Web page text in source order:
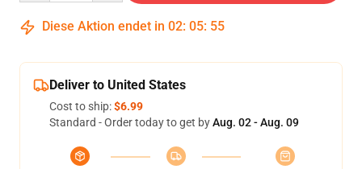
Diese Aktion endet in 02: 05: 54
Deliver to United States
Cost to ship:$6.99
Standard - Order today to get byAug. 02 - Aug. 09